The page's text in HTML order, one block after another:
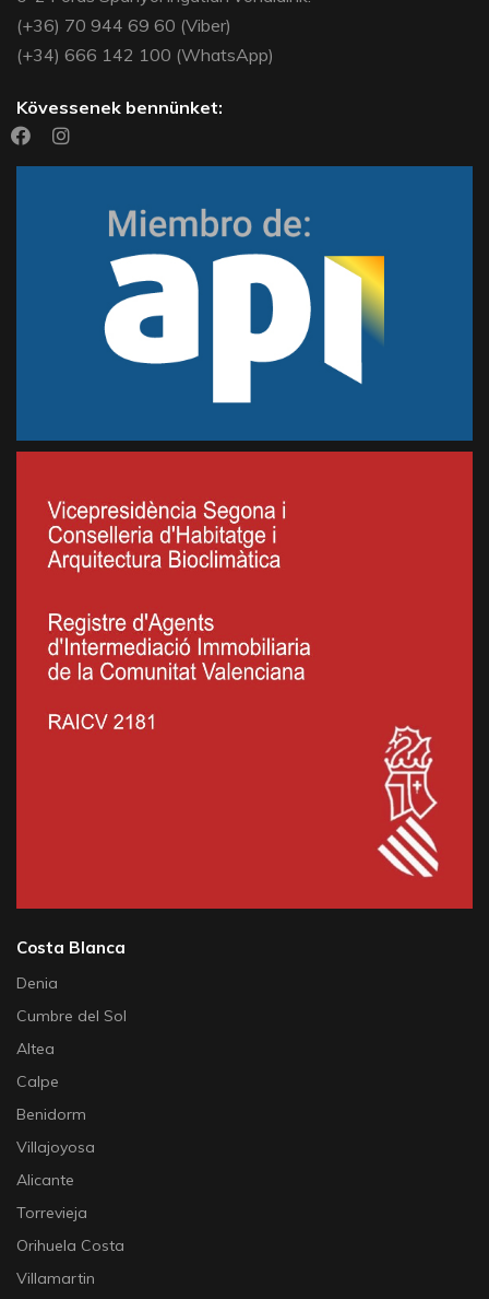
(+36) 70 944 69 60 (Viber)
(+34) 666 142 100 (WhatsApp)
Kövessenek bennünket:
Costa Blanca
Denia
Cumbre del Sol
Altea
Calpe
Benidorm
Villajoyosa
Alicante
Torrevieja
Orihuela Costa
Villamartin